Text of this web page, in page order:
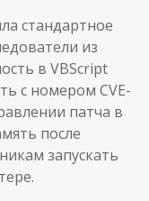
стандартное
из
в VBScript
с номером CVE-
патча в
после
запускать